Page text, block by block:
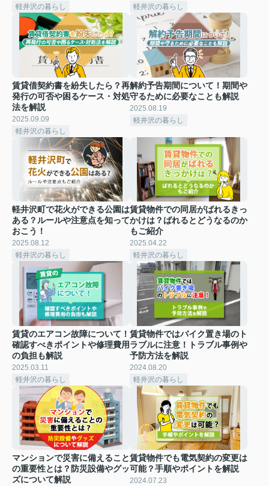
軽井沢の暮らし
軽井沢の暮らし
賃貸借契約書を紛失したら？再
発行の可否や困るケース・対処
法を解説
2025.09.09
軽井沢の暮らし
解約予告期間について！期間や
守るために必要なことも解説
2025.08.19
軽井沢の暮らし
軽井沢町で花火ができる公園は
ある？ルールや注意点を知って
おこう！
2025.08.12
軽井沢の暮らし
賃貸物件での同居がばれるきっ
かけは？ばれるとどうなるのか
もご紹介
2025.04.22
軽井沢の暮らし
賃貸のエアコン故障について！
確認すべきポイントや修理費用
の負担も解説
2025.03.11
軽井沢の暮らし
賃貸物件ではバイク置き場のト
ラブルに注意！トラブル事例や
予防方法を解説
2024.08.20
軽井沢の暮らし
マンションで災害に備えること
の重要性とは？防災設備やグッ
ズについて解説
賃貸物件でも電気契約の変更は
可能？手順やポイントを解説
2024.07.23